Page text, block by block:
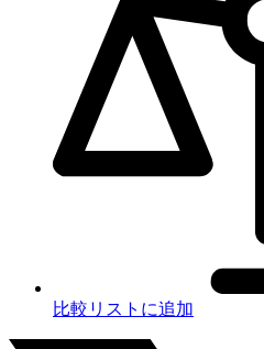
比較リストに追加